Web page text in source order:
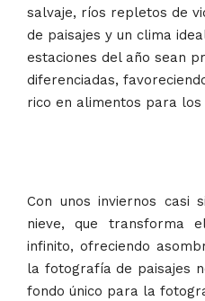
salvaje, ríos repletos de
de paisajes y un clima
estaciones del año sean
diferenciadas,
rico en alimentos para los
Con unos inviernos casi
nieve, que transforma
infinito, ofreciendo
la fotografía de paisajes
fondo único para la